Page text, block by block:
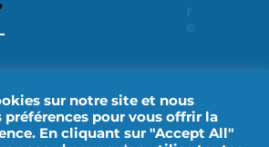
sur notre site et nous
pour vous offrir la
En cliquant sur "Accept All"